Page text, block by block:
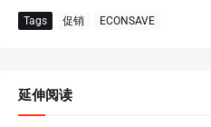
Tags 促销 ECONSAVE
延伸阅读